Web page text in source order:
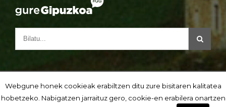
Webgune honek cookieak erabiltzen ditu zure bisitaren kalitatea
hobetzeko. Nabigatzen jarraituz gero, cookie-en erabilera onartzen